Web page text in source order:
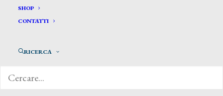
SHOP
CONTATTI
RICERCA